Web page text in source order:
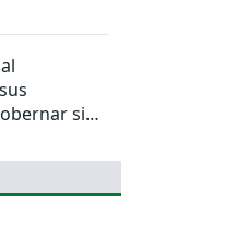
sin